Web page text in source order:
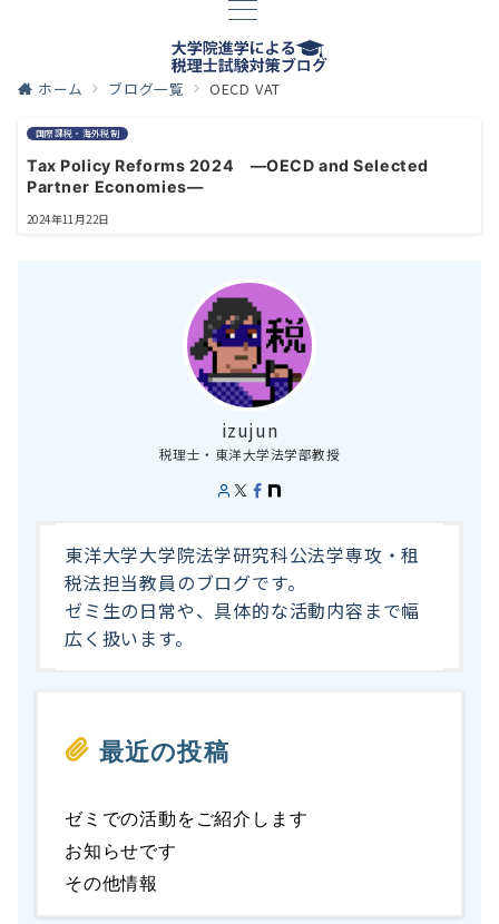
ホーム ブログ一覧 OECD VAT
国際課税・海外税制
Tax Policy Reforms 2024 ―OECD and Selected
Partner Economies―
2024年11月22日
izujun
税理士・東洋大学法学部教授
東洋大学大学院法学研究科公法学専攻・租
税法担当教員のブログです。
ゼミ生の日常や、具体的な活動内容まで幅
広く扱います。
最近の投稿
ゼミでの活動をご紹介します
お知らせです
その他情報